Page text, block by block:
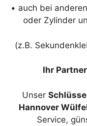
• auch bei
oder Zylinder
(z.B.
Ihr
Unser
Hannover
Service,